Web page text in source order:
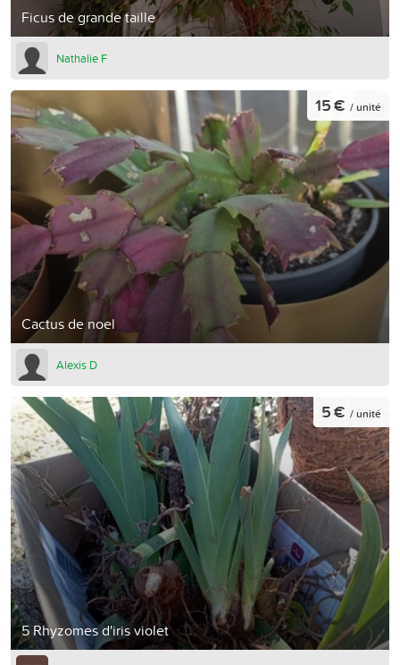
Ficus de grande taille
Nathalie F
Cactus de noel
15 € / unité
Alexis D
5 Rhyzomes d'iris violet
5 € / unité